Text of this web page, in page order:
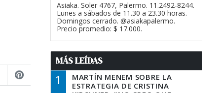
Asiaka. Soler 4767, Palermo. 11.2492-8244.
Lunes a sábados de 11.30 a 23.30 horas.
Domingos cerrado. @asiakapalermo.
Precio promedio: $ 17.000.
MÁS LEÍDAS
1
MARTÍN MENEM SOBRE LA
ESTRATEGIA DE CRISTINA